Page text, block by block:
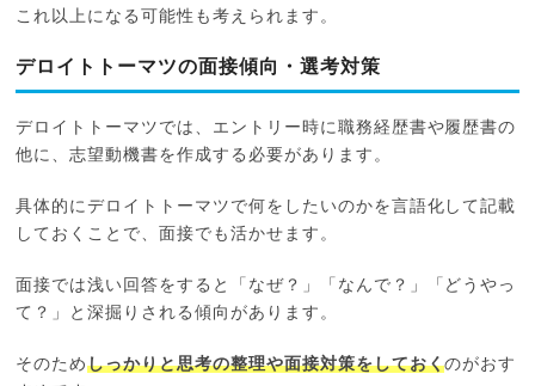
これ以上になる可能性も考えられます。
デロイトトーマツの面接傾向・選考対策
デロイトトーマツでは、エントリー時に職務経歴書や履歴書の
他に、志望動機書を作成する必要があります。
具体的にデロイトトーマツで何をしたいのかを言語化して記載
しておくことで、面接でも活かせます。
面接では浅い回答をすると「なぜ？」「なんで？」「どうやっ
て？」と深掘りされる傾向があります。
そのためしっかりと思考の整理や面接対策をしておくのがおす